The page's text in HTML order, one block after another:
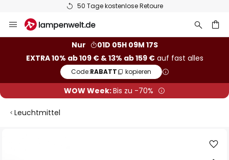
50 Tage kostenlose Retoure
Inhalt
Nur
01D 05H 09M 16S
EXTRA 10% ab 109 € & 13% ab 159 €auf fast alles
Code:RABATT kopieren
WOW Week:Bis zu -70%
Leuchtmittel